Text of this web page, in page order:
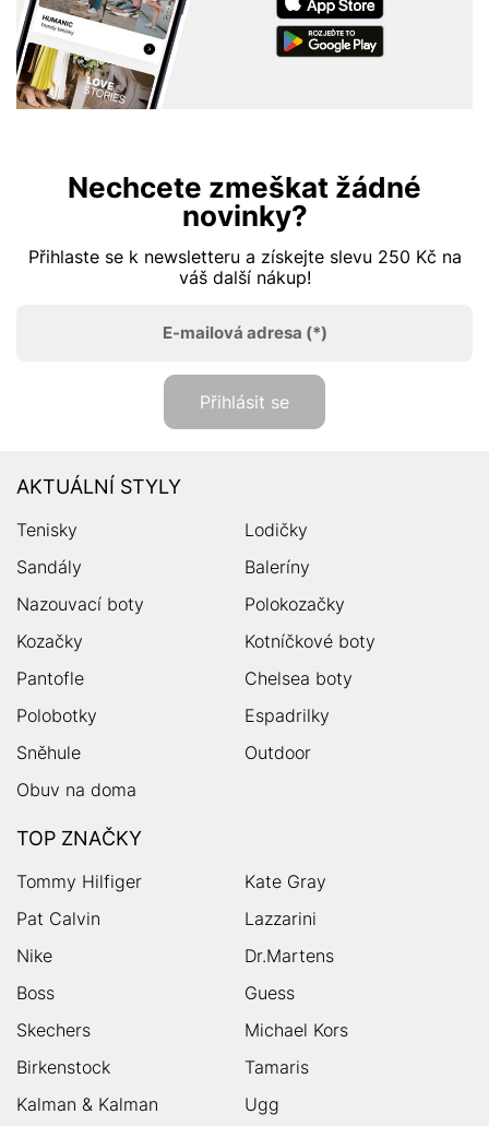
Nechcete zmeškat žádné
novinky?
Přihlaste se k newsletteru a získejte slevu 250 Kč na
váš další nákup!
E-mailová adresa (*)
Přihlásit se
AKTUÁLNÍ STYLY
Tenisky
Lodičky
Sandály
Baleríny
Nazouvací boty
Polokozačky
Kozačky
Kotníčkové boty
Pantofle
Chelsea boty
Polobotky
Espadrilky
Sněhule
Outdoor
Obuv na doma
TOP ZNAČKY
Tommy Hilfiger
Kate Gray
Pat Calvin
Lazzarini
Nike
Dr.Martens
Boss
Guess
Skechers
Michael Kors
Birkenstock
Tamaris
Kalman & Kalman
Ugg